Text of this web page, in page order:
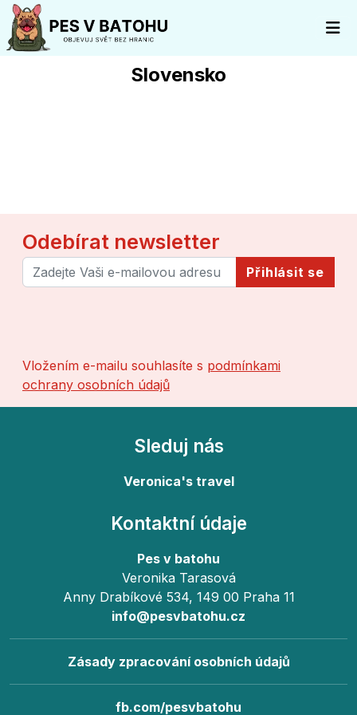
Slovensko
Odebírat newsletter
Přihlásit se
Vložením e-mailu souhlasíte s podmínkami
ochrany osobních údajů
Sleduj nás
Veronica's travel
Kontaktní údaje
Pes v batohu
Veronika Tarasová
Anny Drabíkové 534, 149 00 Praha 11
info@pesvbatohu.cz
Zásady zpracování osobních údajů
fb.com/pesvbatohu